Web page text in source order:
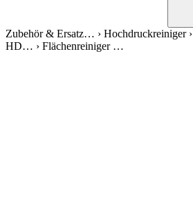
Zubehör & Ersatz… › Hochdruckreiniger›
HD… › Flächenreiniger …